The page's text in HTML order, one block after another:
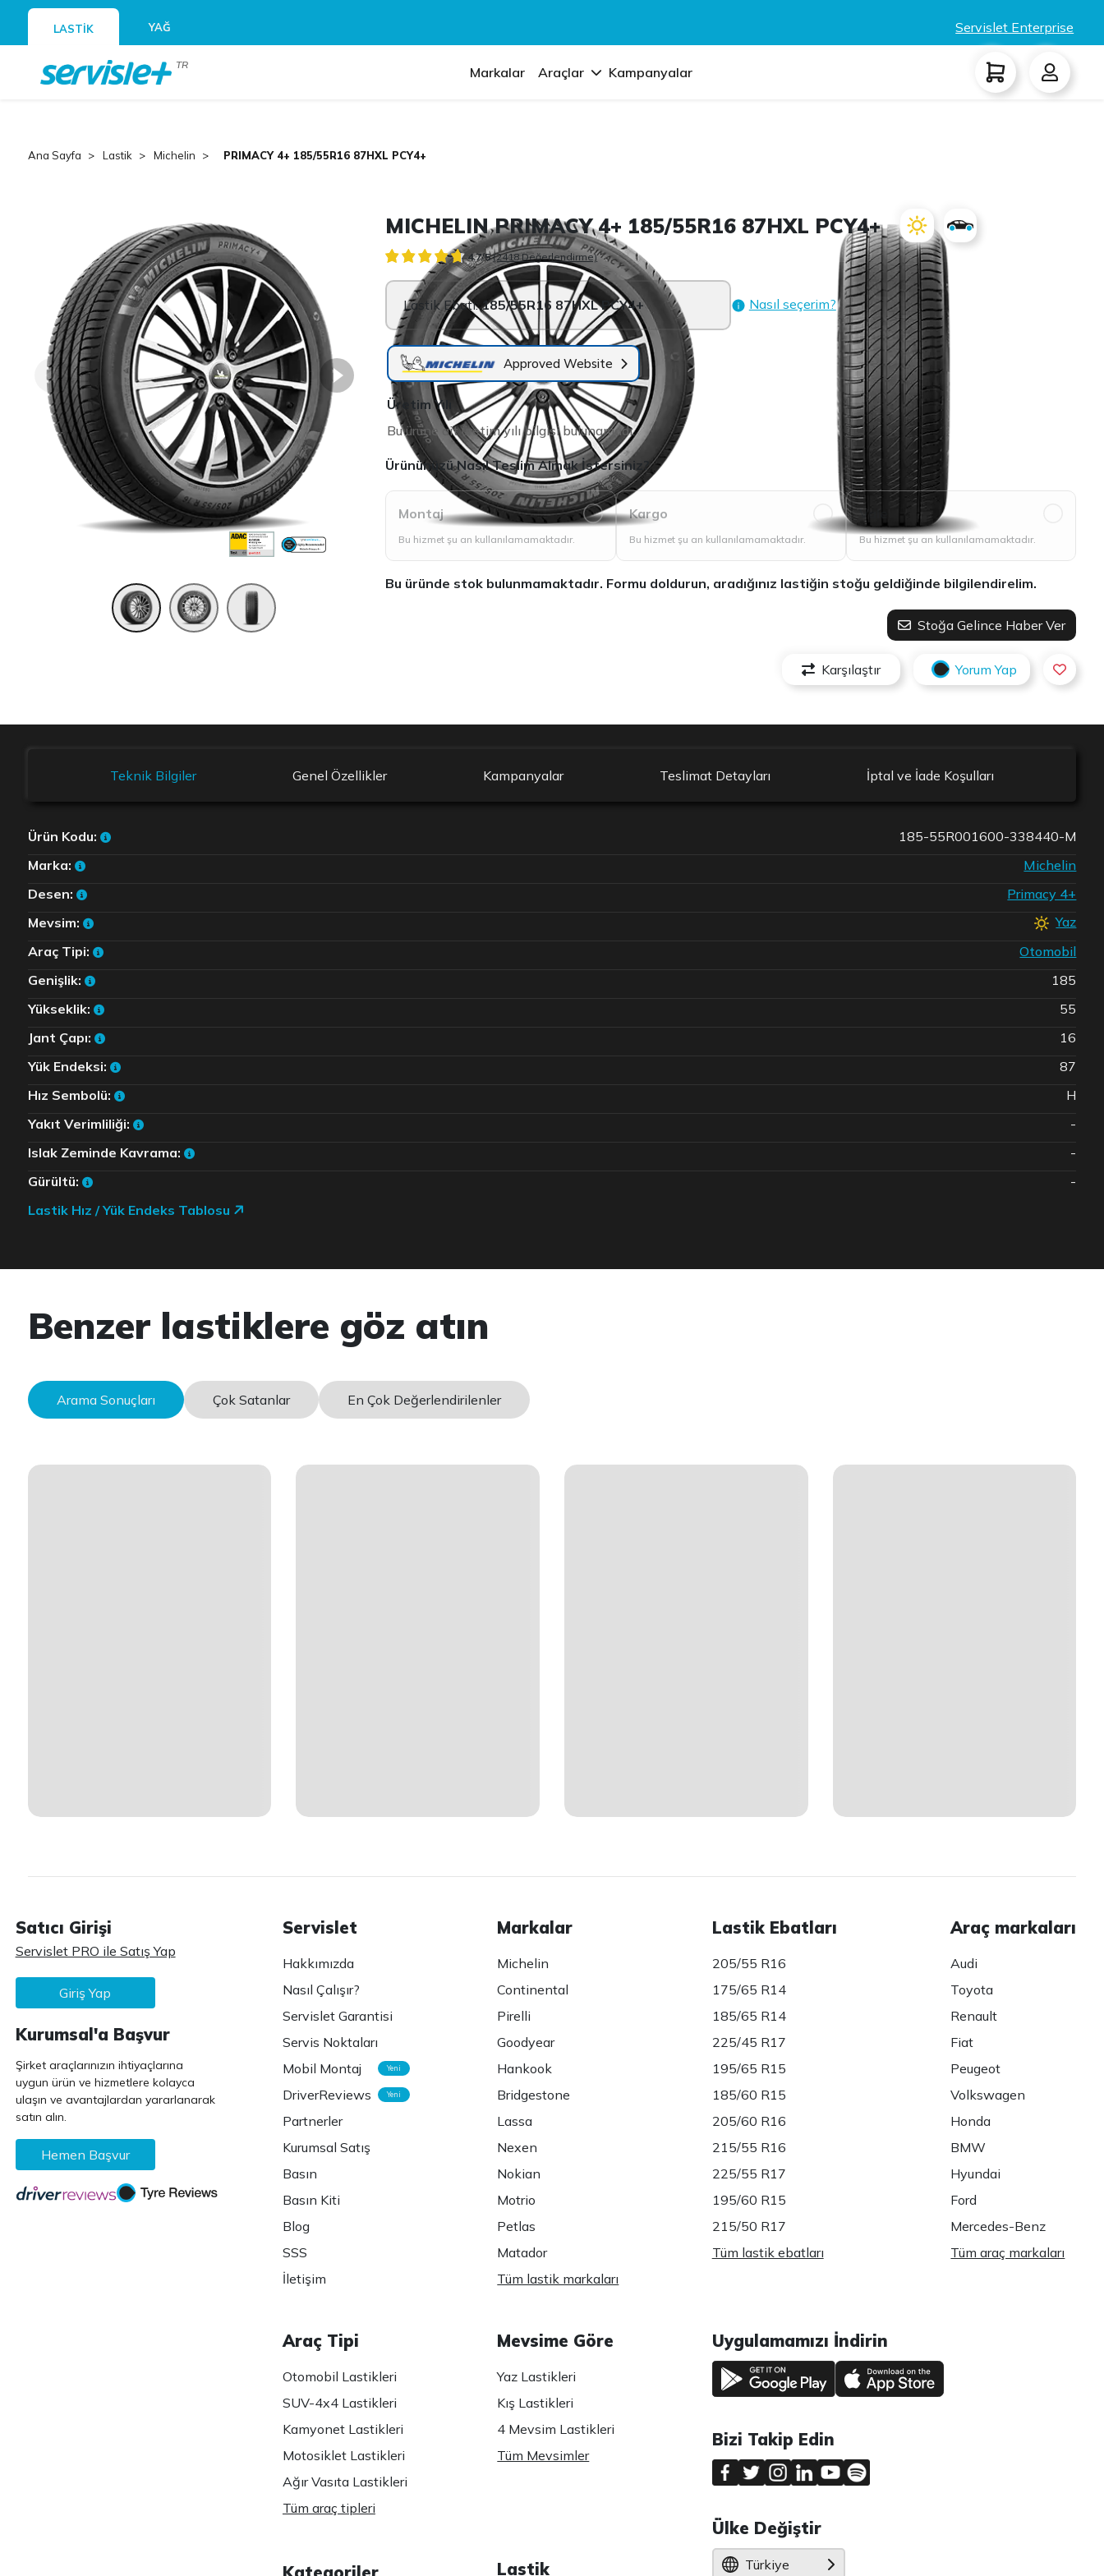
LASTİK YAĞ Servislet Enterprise
TR Markalar Araçlar Kampanyalar
Ana Sayfa Lastik Michelin PRIMACY 4+ 185/55R16 87HXL PCY4+
MICHELIN PRIMACY 4+ 185/55R16 87HXL PCY4+
4.7/5 (2418 Değerlendirme)
Lastik Ebatı:185/55R16 87HXL PCY4+ Nasıl seçerim?
Approved Website
Üretim Yılı
Bu ürüne ait üretim yılı bilgisi bulunamadı.
Ürününüzü Nasıl Teslim Almak İstersiniz?
Montaj
Bu hizmet şu an kullanılamamaktadır.
Kargo
Bu hizmet şu an kullanılamamaktadır.
Vale
Bu hizmet şu an kullanılamamaktadır.
Bu üründe stok bulunmamaktadır. Formu doldurun, aradığınız lastiğin stoğu geldiğinde bilgilendirelim.
Stoğa Gelince Haber Ver
Karşılaştır Yorum Yap
Teknik Bilgiler Genel Özellikler Kampanyalar Teslimat Detayları İptal ve İade Koşulları
Ürün Kodu:
185-55R001600-338440-M
Marka:
Michelin
Desen:
Primacy 4+
Mevsim:
Yaz
Araç Tipi:
Otomobil
Genişlik:
185
Yükseklik:
55
Jant Çapı:
16
Yük Endeksi:
87
Hız Sembolü:
H
Yakıt Verimliliği:
-
Islak Zeminde Kavrama:
-
Gürültü:
-
Lastik Hız / Yük Endeks Tablosu
Benzer lastiklere göz atın
Arama Sonuçları Çok Satanlar En Çok Değerlendirilenler
Satıcı Girişi
Servislet PRO ile Satış Yap
Giriş Yap
Kurumsal'a Başvur
Şirket araçlarınızın ihtiyaçlarına
uygun ürün ve hizmetlere kolayca
ulaşın ve avantajlardan yararlanarak
satın alın.
Hemen Başvur
Servislet
Hakkımızda
Nasıl Çalışır?
Servislet Garantisi
Servis Noktaları
Mobil Montaj
Yeni
DriverReviews Yeni
Partnerler
Kurumsal Satış
Basın
Basın Kiti
Blog
SSS
İletişim
Markalar
Michelin
Continental
Pirelli
Goodyear
Hankook
Bridgestone
Lassa
Nexen
Nokian
Motrio
Petlas
Matador
Tüm lastik markaları
Lastik Ebatları
205/55 R16
175/65 R14
185/65 R14
225/45 R17
195/65 R15
185/60 R15
205/60 R16
215/55 R16
225/55 R17
195/60 R15
215/50 R17
Tüm lastik ebatları
Araç markaları
Audi
Toyota
Renault
Fiat
Peugeot
Volkswagen
Honda
BMW
Hyundai
Ford
Mercedes-Benz
Tüm araç markaları
Araç Tipi
Otomobil Lastikleri
SUV-4x4 Lastikleri
Kamyonet Lastikleri
Motosiklet Lastikleri
Ağır Vasıta Lastikleri
Tüm araç tipleri
Mevsime Göre
Yaz Lastikleri
Kış Lastikleri
4 Mevsim Lastikleri
Tüm Mevsimler
Lastik
Uygulamamızı İndirin
Bizi Takip Edin
Ülke Değiştir
Türkiye